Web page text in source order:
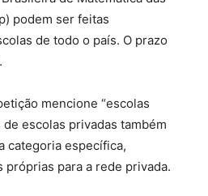
podem ser feitas
de todo o país. O prazo
mencione “escolas
escolas privadas também
categoria específica,
para a rede privada.